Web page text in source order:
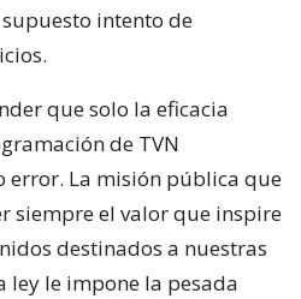
intento de
que solo la eficacia
de TVN
La misión pública que
siempre el valor que inspire
destinados a nuestras
ley le impone la pesada